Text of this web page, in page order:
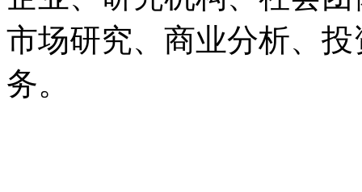
市场研究、商业分析、
务。